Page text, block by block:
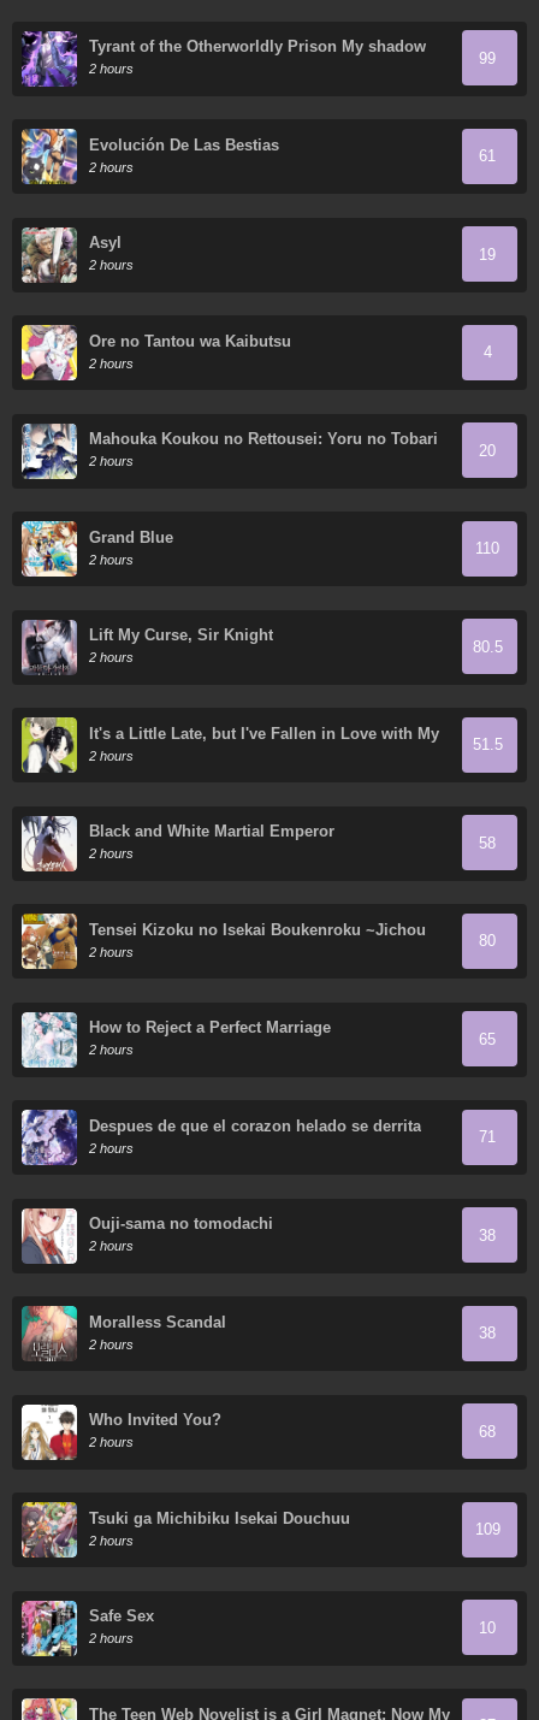
Tyrant of the Otherworldly Prison My shadow
can evolve infinitely
2 hours
99
Evolución De Las Bestias
2 hours
61
Asyl
2 hours
19
Ore no Tantou wa Kaibutsu
2 hours
4
Mahouka Koukou no Rettousei: Yoru no Tobari
ni Yami wa Hirameku
2 hours
20
Grand Blue
2 hours
110
Lift My Curse, Sir Knight
2 hours
80.5
It's a Little Late, but I've Fallen in Love with My
Childhood Friend.
2 hours
51.5
Black and White Martial Emperor
2 hours
58
Tensei Kizoku no Isekai Boukenroku ~Jichou
wo Shiranai Kamigami no Shito~
2 hours
80
How to Reject a Perfect Marriage
2 hours
65
Despues de que el corazon helado se derrita
2 hours
71
Ouji-sama no tomodachi
2 hours
38
Moralless Scandal
2 hours
38
Who Invited You?
2 hours
68
Tsuki ga Michibiku Isekai Douchuu
2 hours
109
Safe Sex
2 hours
10
The Teen Web Novelist is a Girl Magnet: Now My